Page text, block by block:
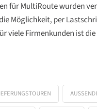
für MultiRoute wurden
Möglichkeit, per
viele Firmenkunden ist